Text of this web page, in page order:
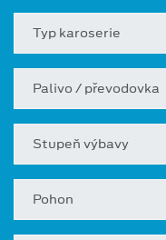
Typ karoserie
Palivo / převodovka
Stupeň výbavy
Pohon